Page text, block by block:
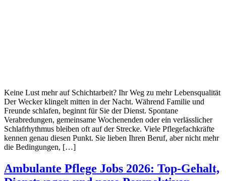
Keine Lust mehr auf Schichtarbeit? Ihr Weg zu mehr Lebensqualität
Der Wecker klingelt mitten in der Nacht. Während Familie und
Freunde schlafen, beginnt für Sie der Dienst. Spontane
Verabredungen, gemeinsame Wochenenden oder ein verlässlicher
Schlafrhythmus bleiben oft auf der Strecke. Viele Pflegefachkräfte
kennen genau diesen Punkt. Sie lieben Ihren Beruf, aber nicht mehr
die Bedingungen, […]
Ambulante Pflege Jobs 2026: Top-Gehalt,